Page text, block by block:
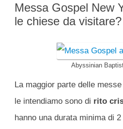
Messa Gospel New
le chiese da visitare?
Abyssinian
La maggior parte delle
le intendiamo sono di rito
hanno una durata minima di